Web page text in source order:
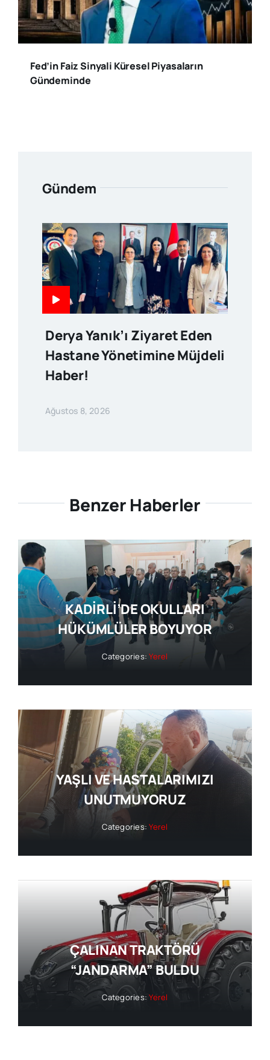
Fed’in Faiz Sinyali Küresel Piyasaların
Gündeminde
Gündem
Derya Yanık’ı Ziyaret Eden
Hastane Yönetimine Müjdeli
Haber!
Ağustos 8, 2026
Benzer Haberler
KADİRLİ’DE OKULLARI
HÜKÜMLÜLER BOYUYOR
Categories:Yerel
YAŞLI VE HASTALARIMIZI
UNUTMUYORUZ
Categories:Yerel
ÇALINAN TRAKTÖRÜ
“JANDARMA” BULDU
Categories:Yerel